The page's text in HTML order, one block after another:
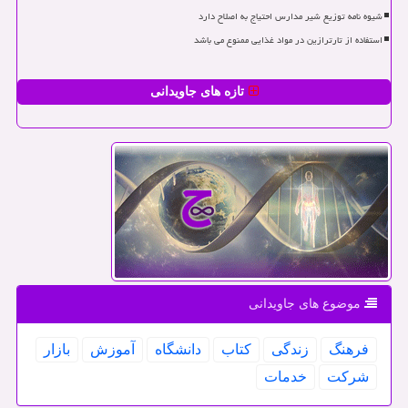
شیوه نامه توزیع شیر مدارس احتیاج به اصلاح دارد
استفاده از تارترازین در مواد غذایی ممنوع می باشد
تازه های جاویدانی
موضوع های جاویدانی
فرهنگ زندگی كتاب دانشگاه آموزش
بازار
شركت
خدمات